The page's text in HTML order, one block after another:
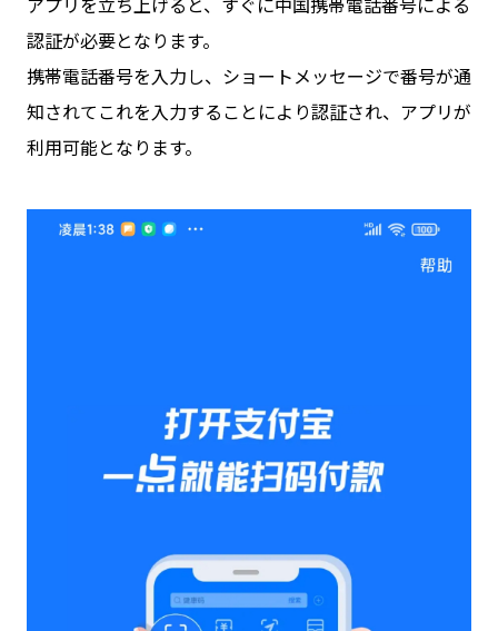
認証が必要となります。
携帯電話番号を入力し、ショートメッセージで番号が通
知されてこれを入力することにより認証され、アプリが
利用可能となります。